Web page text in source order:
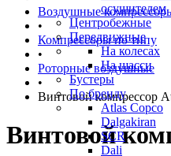
осушителем
Центробежные
Передвижные
На колесах
На шасси
Бустеры
По бренду
Atlas Copco
Dalgakiran
SCR
Dali
Воздушные
•
Компрессоры по типу
•
Роторные воздушные
•
Винтовой компрессор
Винтовой